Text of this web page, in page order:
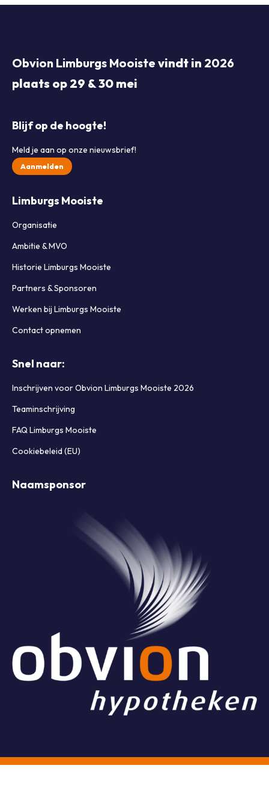
Obvion Limburgs Mooiste vindt in 2026
plaats op 29 & 30 mei
Blijf op de hoogte!
Meld je aan op onze nieuwsbrief!
Aanmelden
Limburgs Mooiste
Organisatie
Ambitie & MVO
Historie Limburgs Mooiste
Partners & Sponsoren
Werken bij Limburgs Mooiste
Contact opnemen
Snel naar:
Inschrijven voor Obvion Limburgs Mooiste 2026
Teaminschrijving
FAQ Limburgs Mooiste
Cookiebeleid (EU)
Naamsponsor